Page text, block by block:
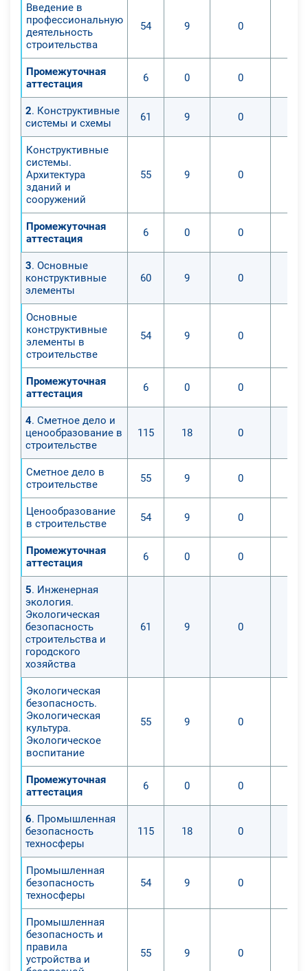
Введение в
профессиональную
деятельность
строительства
54 9 0
Промежуточная
аттестация
6 0 0
2. Конструктивные
системы и схемы
61 9 0
Конструктивные
системы.
Архитектура
зданий и
сооружений
55 9 0
Промежуточная
аттестация
6 0 0
3. Основные
конструктивные
элементы
60 9 0
Основные
конструктивные
элементы в
строительстве
54 9 0
Промежуточная
аттестация
6 0 0
4. Сметное дело и
ценообразование в
строительстве
115 18 0
Сметное дело в
строительстве
55 9 0
Ценообразование
в строительстве
54 9 0
Промежуточная
аттестация
6 0 0
5. Инженерная
экология.
Экологическая
безопасность
строительства и
городского
хозяйства
61 9 0
Экологическая
безопасность.
Экологическая
культура.
Экологическое
воспитание
55 9 0
Промежуточная
аттестация
6 0 0
6. Промышленная
безопасность
техносферы
115 18 0
Промышленная
безопасность
техносферы
54 9 0
Промышленная
безопасность и
правила
устройства и
55 9 0